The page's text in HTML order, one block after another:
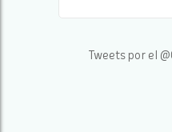
Tweets por el